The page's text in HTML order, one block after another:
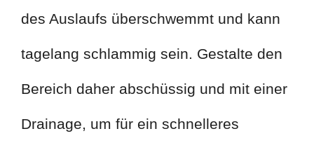
des Auslaufs überschwemmt und kann
tagelang schlammig sein. Gestalte den
Bereich daher abschüssig und mit einer
Drainage, um für ein schnelleres